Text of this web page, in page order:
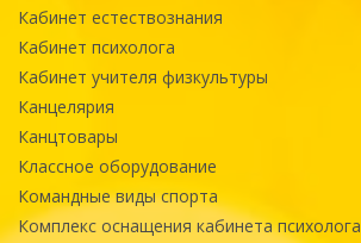
Кабинет естествознания
Кабинет психолога
Кабинет учителя физкультуры
Канцелярия
Канцтовары
Классное оборудование
Командные виды спорта
Комплекс оснащения кабинета психолога